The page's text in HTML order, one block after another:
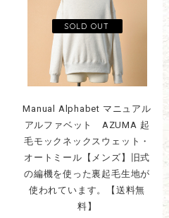
Manual Alphabet マニュアル
アルファベット AZUMA 起
毛モックネックスウェット・
オートミール【メンズ】旧式
の編機を使った裏起毛生地が
使われています。【送料無
料】